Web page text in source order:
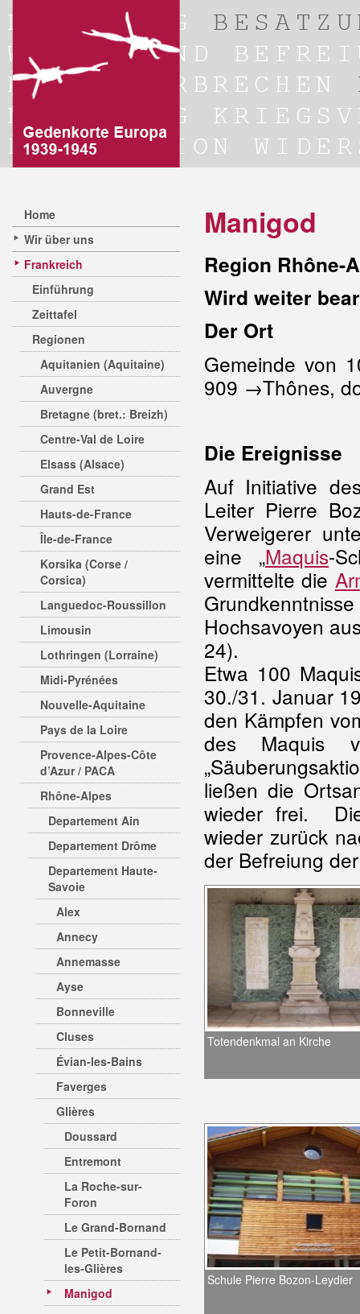
Home
Wir über uns
Frankreich
Einführung
Zeittafel
Regionen
Aquitanien (Aquitaine)
Auvergne
Bretagne (bret.: Breizh)
Centre-Val de Loire
Elsass (Alsace)
Grand Est
Hauts-de-France
Île-de-France
Korsika (Corse /
Corsica)
Languedoc-Roussillon
Limousin
Lothringen (Lorraine)
Midi-Pyrénées
Nouvelle-Aquitaine
Pays de la Loire
Provence-Alpes-Côte
d’Azur / PACA
Rhône-Alpes
Departement Ain
Departement Drôme
Departement Haute-
Savoie
Alex
Annecy
Annemasse
Ayse
Bonneville
Cluses
Évian-les-Bains
Faverges
Glières
Doussard
Entremont
La Roche-sur-
Foron
Le Grand-Bornand
Le Petit-Bornand-
les-Glières
Manigod
Manigod
Region Rhône-
Wird weiter
Der Ort
Gemeinde von
909 →Thônes,
Die Ereignisse
Auf Initiative
Leiter Pierre
Verweigerer
eine „Maquis-
vermittelte die
Hochsavoyen
24).
Etwa 100
30./31. Januar
den Kämpfen
des Maquis
ließen die
wieder frei.
wieder zurück
der Befreiung
Totendenkmal an Kirche
Schule Pierre Bozon-Leydier